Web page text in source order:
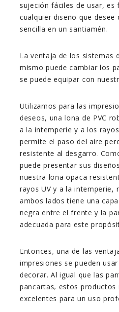
sujeción fáciles de usar,
cualquier diseño que desee
sencilla en un santiamén.
La ventaja de los sistemas
mismo puede cambiar los
se puede equipar con
Utilizamos para las
deseos, una lona de PVC
a la intemperie y a los
permite el paso del aire
resistente al desgarro.
puede presentar sus
nuestra lona opaca
rayos UV y a la intemperie,
ambos lados tiene una
negra entre el frente y la
adecuada para este
Entonces, una de las
impresiones se pueden
decorar. Al igual que las
pancartas, estos productos
excelentes para un uso